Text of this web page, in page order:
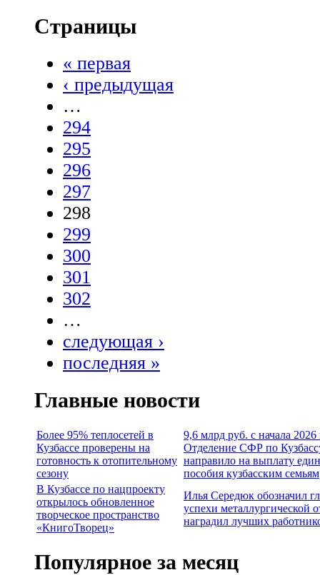
Страницы
« первая
‹ предыдущая
…
294
295
296
297
298
299
300
301
302
…
следующая ›
последняя »
Главные новости
Более 95% теплосетей в
Кузбассе проверены на
готовность к отопительному
сезону
9,6 млрд руб. с начала 2026
Отделение СФР по
направило на выплату
пособия кузбасским семьям
В Кузбассе по нацпроекту
открылось обновленное
творческое пространство
«КнигоТворец»
Илья Середюк обозначил
успехи металлургической
наградил лучших
Популярное за месяц